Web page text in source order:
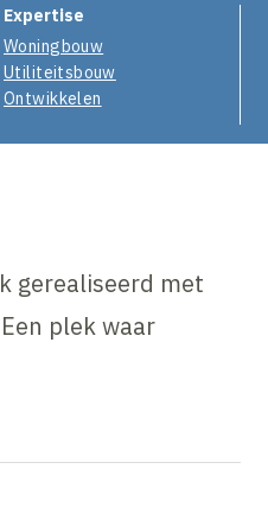
Expertise
Woningbouw
Utiliteitsbouw
Ontwikkelen
gerealiseerd met
plek waar